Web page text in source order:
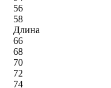
56
58
Длина
66
68
70
72
74